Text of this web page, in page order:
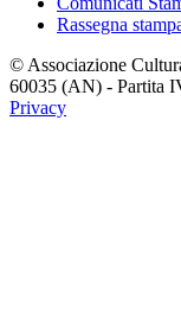
Rassegna
© Associazione
60035 (AN) - Partita
Privacy